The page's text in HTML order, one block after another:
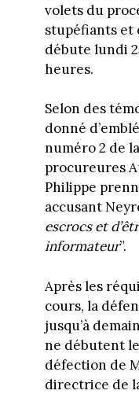
volets du
stupéfiants
débute lundi
heures.
Selon des
donné
numéro 2 de
procureures
Philippe
accusant
escrocs et
informateur”.
Après les
cours, la
jusqu’à
ne débutent
défection de
directrice de